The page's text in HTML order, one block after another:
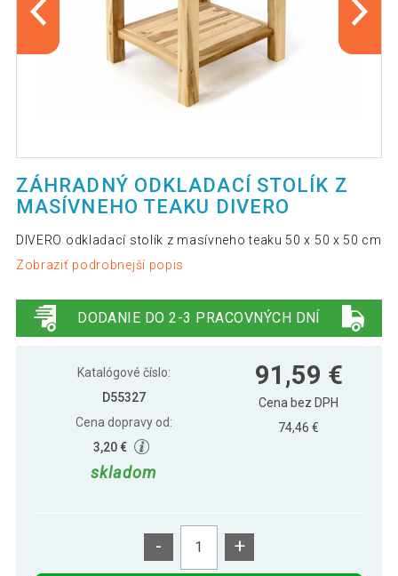
ZÁHRADNÝ ODKLADACÍ STOLÍK Z
MASÍVNEHO TEAKU DIVERO
DIVERO odkladací stolík z masívneho teaku 50 x 50 x 50 cm
Zobraziť podrobnejší popis
DODANIE DO 2-3 PRACOVNÝCH DNÍ
Katalógové číslo:
D55327
Cena dopravy od:
3,20 €
skladom
91,59 €
Cena bez DPH
74,46 €
- +